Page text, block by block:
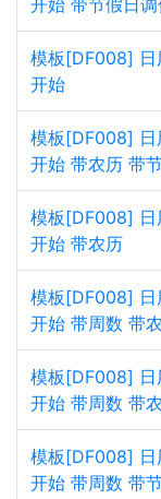
开始 带节假日
模板[DF008] 日
开始
模板[DF008] 日
开始 带农历 带
模板[DF008] 日
开始 带农历
模板[DF008] 日
开始 带周数 带
模板[DF008] 日
开始 带周数 带
模板[DF008] 日
开始 带周数 带